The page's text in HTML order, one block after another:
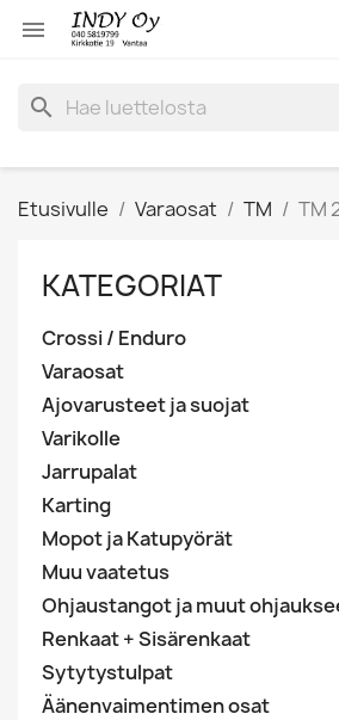

search
Etusivulle Varaosat TM TM
KATEGORIAT
Crossi / Enduro
Varaosat
Ajovarusteet ja suojat
Varikolle
Jarrupalat
Karting
Mopot ja Katupyörät
Muu vaatetus
Ohjaustangot ja muut
Renkaat + Sisärenkaat
Sytytystulpat
Äänenvaimentimen osat